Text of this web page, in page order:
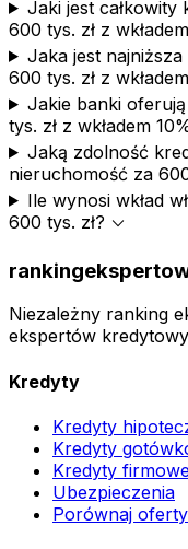
Jaki jest
600 tys. zł z
Jaka jest
600 tys. zł z
Jakie banki
tys. zł z wkładem
Jaką zdolność
nieruchomość za
Ile wynosi wkład
600 tys. zł? expand_more
Niezależny ranking
ekspertów
Kredyty
Kredyty
Kredyty
Kredyty
Ubezpieczenia
Porównaj oferty